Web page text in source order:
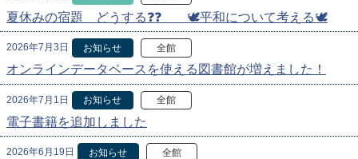
夏休みの宿題 どうする❓❓ 🕊️平和について考える🕊️
2026年7月3日 お知らせ 全館
オンラインデータベースを使える図書館が増えました！
2026年7月1日 お知らせ 全館
電子書籍を追加しました
2026年6月19日 お知らせ 全館